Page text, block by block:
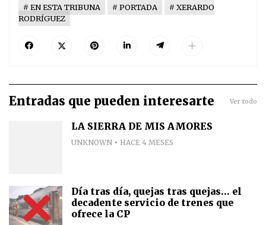
EN ESTA TRIBUNA PORTADA
XERARDO
RODRÍGUEZ
Entradas que pueden interesarte Ver todo
LA SIERRA DE MIS AMORES
UNKNOWN HACE 4 MESES
Día tras día, quejas tras quejas... el
decadente servicio de trenes que
ofrece la CP